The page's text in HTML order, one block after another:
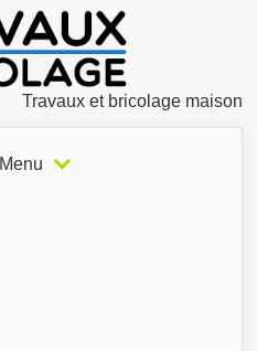
Travaux et bricolage maison
Menu